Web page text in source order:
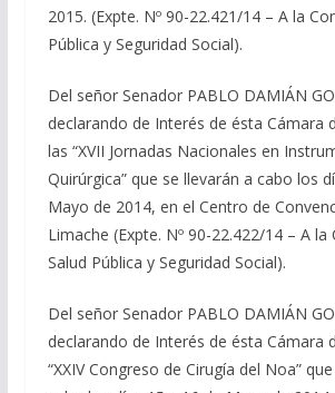
2015. (Expte. Nº 90-22.421/14 – A la
Pública y Seguridad Social).
Del señor Senador PABLO DAMIÁN
declarando de Interés de ésta Cámara
las “XVII Jornadas Nacionales en
Quirúrgica” que se llevarán a cabo los
Mayo de 2014, en el Centro de
Limache (Expte. Nº 90-22.422/14 – A la
Salud Pública y Seguridad Social).
Del señor Senador PABLO DAMIÁN
declarando de Interés de ésta Cámara
“XXIV Congreso de Cirugía del Noa”